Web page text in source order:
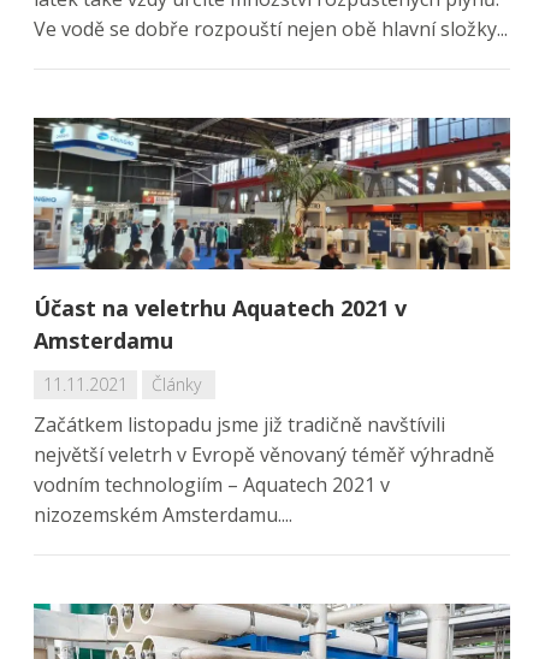
Ve vodě se dobře rozpouští nejen obě hlavní složky...
Účast na veletrhu Aquatech 2021 v
Amsterdamu
11.11.2021 Články
Začátkem listopadu jsme již tradičně navštívili
největší veletrh v Evropě věnovaný téměř výhradně
vodním technologiím – Aquatech 2021 v
nizozemském Amsterdamu....